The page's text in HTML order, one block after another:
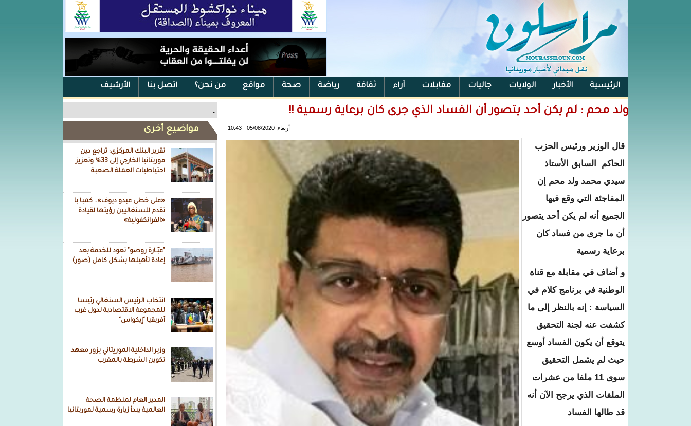
الرئيسية الأخبار الولايات جاليات مقابلات آراء ثقافة رياضة صحة مواقع من نحن؟ اتصل بنا الأرشيف
الفيس بوك .
مواضيع أخرى
تقرير البنك المركزي: تراجع دين
موريتانيا الخارجي إلى 33% وتعزيز
احتياطيات العملة الصعبة
«على خطى عبدو ديوف».. كمبا با
تقدم للسنغاليين رؤيتها لقيادة
«الفرانكفونية»
"عبّـارة روصو" تعود للخدمة بعد
إعادة تأهيلها بشكل كامل (صور)
انتخاب الرئيس السنغالي رئيسا
للمجموعة الاقتصادية لدول غرب
أفريقيا "إيكواس"
وزير الداخلية الموريتاني يزور معهد
تكوين الشرطة بالمغرب
المدير العام لمنظمة الصحة
العالمية يبدأ زيارة رسمية لموريتانيا
ولد محم : لم يكن أحد يتصور أن الفساد الذي جرى كان برعاية رسمية !!
أربعاء, 05/08/2020 - 10:43
قال الوزير ورئيس الحزب
الحاكم السابق الأستاذ
سيدي محمد ولد محم إن
المفاجئة التي وقع فيها
الجميع أنه لم يكن أحد يتصور
أن ما جرى من فساد كان
برعاية رسمية
و أضاف في مقابلة مع قناة
الوطنية في برنامج كلام في
السياسة : إنه بالنظر إلى ما
كشفت عنه لجنة التحقيق
يتوقع أن يكون الفساد أوسع
حيث لم يشمل التحقيق
سوى 11 ملفا من عشرات
الملفات الذي يرجح الآن أنه
قد طالها الفساد